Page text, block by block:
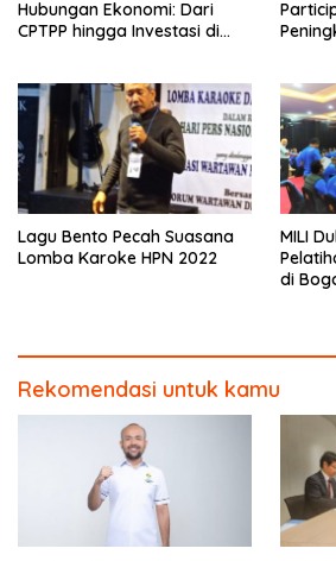
Hubungan Ekonomi: Dari
CPTPP hingga Investasi di
Lagu Bento Pecah Suasana
Lomba Karoke HPN 2022
MILI
di
Rekomendasi untuk kamu